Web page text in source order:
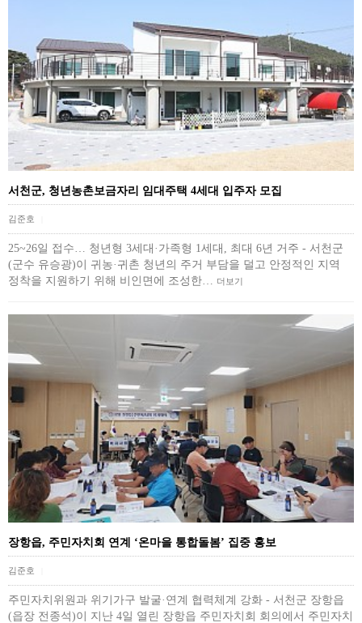
서천군, 청년농촌보금자리 임대주택 4세대 입주자 모집
김준호
25~26일 접수… 청년형 3세대·가족형 1세대, 최대 6년 거주 - 서천군
(군수 유승광)이 귀농·귀촌 청년의 주거 부담을 덜고 안정적인 지역
정착을 지원하기 위해 비인면에 조성한… 더보기
장항읍, 주민자치회 연계 ‘온마을 통합돌봄’ 집중 홍보
김준호
주민자치위원과 위기가구 발굴·연계 협력체계 강화 - 서천군 장항읍
(읍장 전종석)이 지난 4일 열린 장항읍 주민자치회 회의에서 주민자치